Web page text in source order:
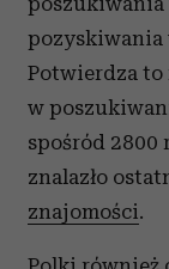
pozyskiwania
Potwierdza to
w
spośród 2800
znalazło
znajomości.